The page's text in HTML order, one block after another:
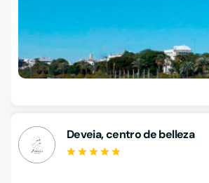
Deveia, centro de belleza